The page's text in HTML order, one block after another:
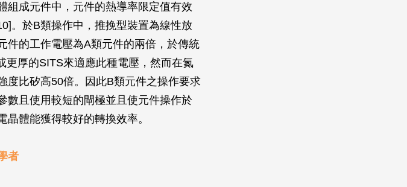
組成元件中，元件的熱導率限定值有效
。於B類操作中，推挽型裝置為線性放
件的工作電壓為A類元件的兩倍，於傳統
更厚的SITS來適應此種電壓，然而在氮
度比矽高50倍。因此B類元件之操作要求
數且使用較短的閘極並且使元件操作於
體能獲得較好的轉換效率。
者